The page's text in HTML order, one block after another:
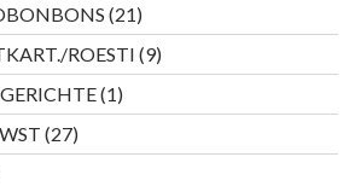
2121
Produkte
ROESTI 99
Produkte
11
Produkt
2727
Produkte